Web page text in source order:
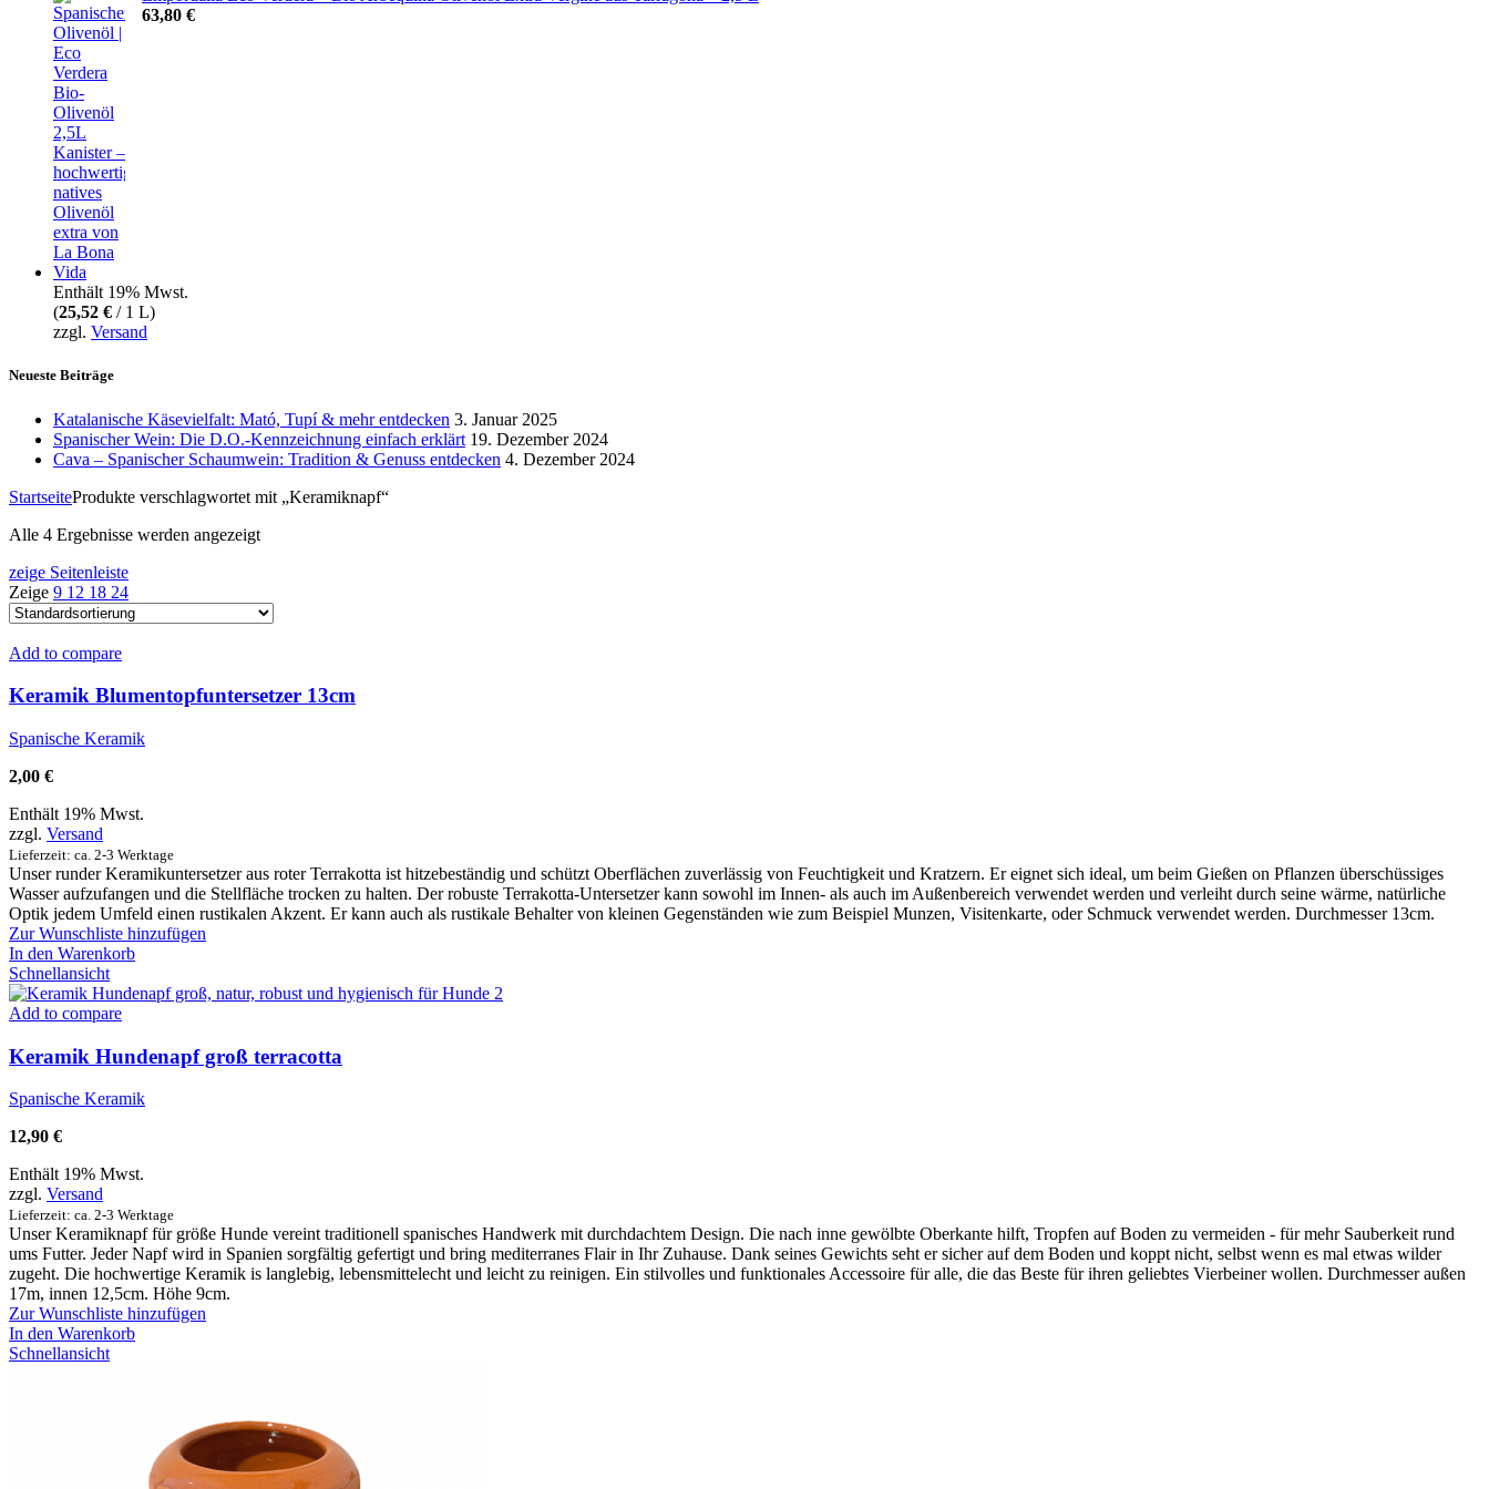
63,80 €
Enthält 19% Mwst.
(25,52 € / 1 L)
zzgl. Versand
Neueste Beiträge
Katalanische Käsevielfalt: Mató, Tupí & mehr entdecken 3. Januar 2025
Spanischer Wein: Die D.O.-Kennzeichnung einfach erklärt 19. Dezember 2024
Cava – Spanischer Schaumwein: Tradition & Genuss entdecken 4. Dezember 2024
StartseiteProdukte verschlagwortet mit „Keramiknapf“
Alle 4 Ergebnisse werden angezeigt
zeige Seitenleiste
Zeige 9 12 18 24
Add to compare
Keramik Blumentopfuntersetzer 13cm
Spanische Keramik
2,00 €
Enthält 19% Mwst.
zzgl. Versand
Lieferzeit: ca. 2-3 Werktage
Unser runder Keramikuntersetzer aus roter Terrakotta ist hitzebeständig und schützt Oberflächen zuverlässig von Feuchtigkeit und Kratzern. Er eignet sich ideal, um beim Gießen on Pflanzen überschüssiges
Wasser aufzufangen und die Stellfläche trocken zu halten. Der robuste Terrakotta-Untersetzer kann sowohl im Innen- als auch im Außenbereich verwendet werden und verleiht durch seine wärme, natürliche
Optik jedem Umfeld einen rustikalen Akzent. Er kann auch als rustikale Behalter von kleinen Gegenständen wie zum Beispiel Munzen, Visitenkarte, oder Schmuck verwendet werden. Durchmesser 13cm.
Zur Wunschliste hinzufügen
In den Warenkorb
Schnellansicht
Add to compare
Keramik Hundenapf groß terracotta
Spanische Keramik
12,90 €
Enthält 19% Mwst.
zzgl. Versand
Lieferzeit: ca. 2-3 Werktage
Unser Keramiknapf für größe Hunde vereint traditionell spanisches Handwerk mit durchdachtem Design. Die nach inne gewölbte Oberkante hilft, Tropfen auf Boden zu vermeiden - für mehr Sauberkeit rund
ums Futter. Jeder Napf wird in Spanien sorgfältig gefertigt und bring mediterranes Flair in Ihr Zuhause. Dank seines Gewichts seht er sicher auf dem Boden und koppt nicht, selbst wenn es mal etwas wilder
zugeht. Die hochwertige Keramik is langlebig, lebensmittelecht und leicht zu reinigen. Ein stilvolles und funktionales Accessoire für alle, die das Beste für ihren geliebtes Vierbeiner wollen. Durchmesser außen
17m, innen 12,5cm. Höhe 9cm.
Zur Wunschliste hinzufügen
In den Warenkorb
Schnellansicht